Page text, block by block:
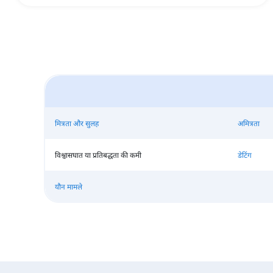
मित्रता और सुलह अमित्रता
विश्वासघात या प्रतिबद्धता की कमी डेटिंग
यौन मामले